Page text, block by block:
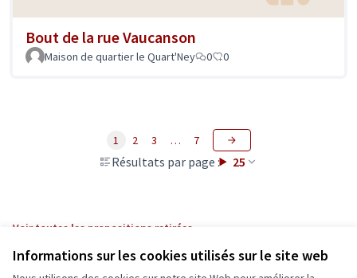
Informations sur les cookies utilisés sur le site web
Bout de la rue Vaucanson
Maison de quartier le Quart'Ney 0 0
Résultats par page : 25
1 2 3 … 7
Voir toutes les propositions retirées